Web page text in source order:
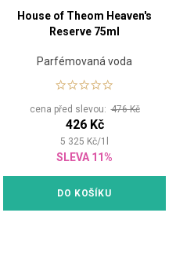
House of Theom Heaven's
Reserve 75ml
Parfémovaná voda
cena před slevou:476 Kč
426 Kč
5 325 Kč/1
SLEVA 11%
DO KOŠÍKU